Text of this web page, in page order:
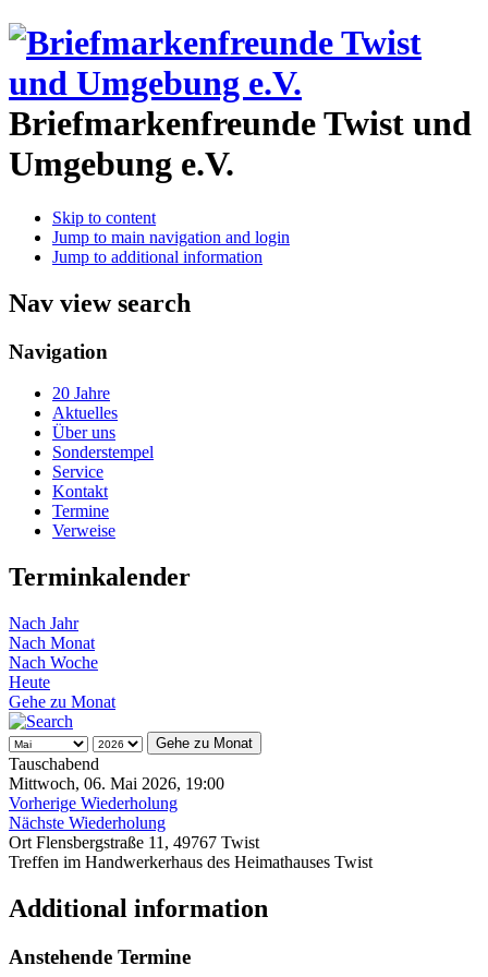
Briefmarkenfreunde Twist und
Umgebung e.V.
Skip to content
Jump to main navigation and login
Jump to additional information
Nav view search
Navigation
20 Jahre
Aktuelles
Über uns
Sonderstempel
Service
Kontakt
Termine
Verweise
Terminkalender
Nach Jahr
Nach Monat
Nach Woche
Heute
Gehe zu Monat
Gehe zu Monat
Tauschabend
Mittwoch, 06. Mai 2026, 19:00
Vorherige Wiederholung
Nächste Wiederholung
Ort Flensbergstraße 11, 49767 Twist
Treffen im Handwerkerhaus des Heimathauses Twist
Additional information
Anstehende Termine